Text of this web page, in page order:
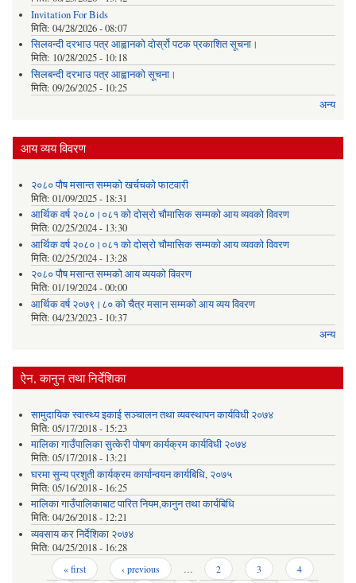
Invitation For Bids
मिति: 04/28/2026 - 08:07
सिलवन्दी दरभाउ पत्र आह्वानको दोर्स्रो पटक प्रकाशित सूचना।
मिति: 10/28/2025 - 10:18
सिलबन्दी दरभाउ पत्र आह्वानको सूचना।
मिति: 09/26/2025 - 10:25
अन्य
आय व्यय विवरण
२०८० पौष मसान्त सम्मको खर्चचको फाटवारी
मिति: 01/09/2025 - 18:31
आर्थिक वर्ष २०८०।०८१ को दोस्रो चौमासिक सम्मको आय व्यवको विवरण
मिति: 02/25/2024 - 13:30
आर्थिक वर्ष २०८०।०८१ को दोस्रो चौमासिक सम्मको आय व्यवको विवरण
मिति: 02/25/2024 - 13:28
२०८० पौष मसान्त सम्मको आय व्ययको विवरण
मिति: 01/19/2024 - 00:00
आर्थिक वर्ष २०७९।८० को चैत्र मसान सम्मको आय व्यय विवरण
मिति: 04/23/2023 - 10:37
अन्य
ऐन, कानुन तथा निर्देशिका
सामुदायिक स्वास्थ्य इकाई सञ्चालन तथा व्यवस्थापन कार्यविधी २०७४
मिति: 05/17/2018 - 15:23
मालिका गाउँपालिका सुत्केरी पोषण कार्यक्रम कार्यविधी २०७४
मिति: 05/17/2018 - 13:21
घरमा सुन्य प्रशुती कार्यक्रम कार्यान्वयन कार्यबिधि, २०७५
मिति: 05/16/2018 - 16:25
मालिका गाउँपालिकाबाट पारित नियम,कानुन तथा कार्यबिधि
मिति: 04/26/2018 - 12:21
व्यवसाय कर निर्देशिका २०७४
मिति: 04/25/2018 - 16:28
Pages « first ‹ previous … 2 3
4